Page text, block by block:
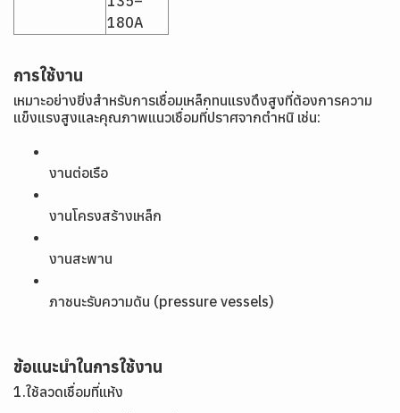
180A
การใช้งาน
เหมาะอย่างยิ่งสำหรับการเชื่อมเหล็กทนแรงดึงสูงที่ต้องการความ
แข็งแรงสูงและคุณภาพแนวเชื่อมที่ปราศจากตำหนิ เช่น:
งานต่อเรือ
งานโครงสร้างเหล็ก
งานสะพาน
ภาชนะรับความดัน (pressure vessels)
ข้อแนะนำในการใช้งาน
1.ใช้ลวดเชื่อมที่แห้ง